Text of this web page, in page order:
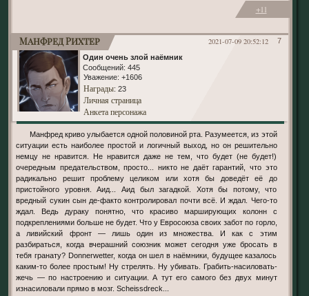
+11
7
2021-07-09 20:52:12
Манфред Рихтер
Один очень злой наёмник
Сообщений: 445
Уважение: +1606
Награды: 23
Личная страница
Анкета персонажа
Манфред криво улыбается одной половиной рта. Разумеется, из этой
ситуации есть наиболее простой и логичный выход, но он решительно
немцу не нравится. Не нравится даже не тем, что будет (не будет!)
очередным предательством, просто... никто не даёт гарантий, что это
радикально решит проблему целиком или хотя бы доведёт её до
пристойного уровня. Аид... Аид был загадкой. Хотя бы потому, что
вредный сукин сын де-факто контролировал почти всё. И ждал. Чего-то
ждал. Ведь дураку понятно, что красиво марширующих колонн с
подкреплениями больше не будет. Что у Евросоюза своих забот по горло,
а ливийский фронт — лишь один из множества. И как с этим
разбираться, когда вчерашний союзник может сегодня уже бросать в
тебя гранату? Donnerwetter, когда он шел в наёмники, будущее казалось
каким-то более простым! Ну стрелять. Ну убивать. Грабить-насиловать-
жечь — по настроению и ситуации. А тут его самого без двух минут
изнасиловали прямо в мозг. Scheissdreck...